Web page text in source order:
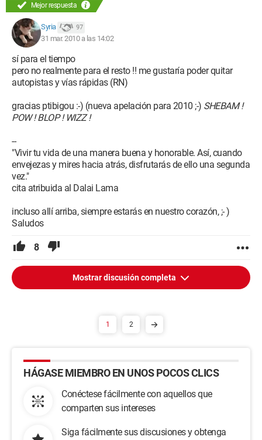
Mejor respuesta
Syria 97
31 mar. 2010 a las 14:02
sí para el tiempo
pero no realmente para el resto !! me gustaría poder quitar
autopistas y vías rápidas (RN)
gracias ptibigou :-) (nueva apelación para 2010 ;-) SHEBAM !
POW ! BLOP ! WIZZ !
--
"Vivir tu vida de una manera buena y honorable. Así, cuando
envejezas y mires hacia atrás, disfrutarás de ello una segunda
vez."
cita atribuida al Dalai Lama
incluso allí arriba, siempre estarás en nuestro corazón, ;- )
Saludos
8
Mostrar discusión completa
1 2
HÁGASE MIEMBRO EN UNOS POCOS CLICS
Conéctese fácilmente con aquellos que
comparten sus intereses
Siga fácilmente sus discusiones y obtenga